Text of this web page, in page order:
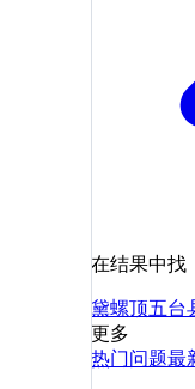
在结果中找
黛螺顶五台
更多
热门问题最